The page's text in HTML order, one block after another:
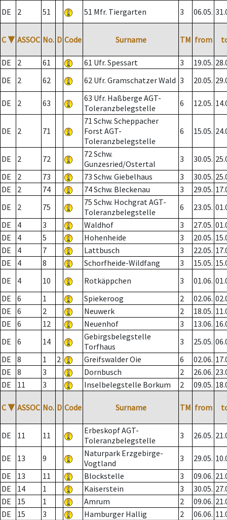
DE
2 51 51 Mfr. Tiergarten 3 06.05.
C ▼ ASSOC No. D Code Surname TM from
DE 2 61 61 Ufr. Spessart 3 19.05.
DE
2 62 62 Ufr. Gramschatzer Wald 3 20.05.
DE 2 63
63 Ufr. Haßberge AGT-
Toleranzbelegstelle
6 12.05.
DE 2 71
71 Schw. Scheppacher
Forst AGT-
Toleranzbelegstelle
6 15.05.
DE 2 72
72 Schw.
Gunzesried/Ostertal
3 30.05.
DE
2 73 73 Schw. Giebelhaus 3 30.05.
DE
2 74 74 Schw. Bleckenau 3 29.05.
DE
2 75
75 Schw. Hochgrat AGT-
Toleranzbelegstelle
6 23.05.
DE
4 3 Waldhof 3 27.05.
DE
4 5 Hohenheide 3 20.05.
DE
4 7 Lattbusch 3 22.05.
DE
4 8 Schorfheide-Wildfang 3 15.05.
DE
4 10 Rotkäppchen 3 01.06.
DE
6 1 Spiekeroog 2 02.06.
DE
6 2 Neuwerk 2 18.05.
DE
6 12 Neuenhof 3 13.06.
DE
6 14
Gebirgsbelegstelle
Torfhaus
3 25.05.
DE
8 1 2 Greifswalder Oie 6 02.06.
DE
8 3 Dornbusch 2 26.06.
DE
11 3 Inselbelegstelle Borkum 2 09.05.
C ▼ ASSOC No. D Code Surname TM from
DE 11 11
Erbeskopf AGT-
Toleranzbelegstelle
3 26.05.
DE 13 9
Naturpark Erzgebirge-
Vogtland
3 29.05.
DE
13 11 Blockstelle 3 09.06.
DE
14 1 Kaiserstein 3 30.05.
DE
15 1 Amrum 2 09.06.
DE
15 3 Hamburger Hallig 2 06.06.